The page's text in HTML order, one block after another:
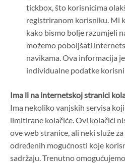
tickbox, što korisnicima
registriranom korisniku. Mi
kako bismo bolje razumjeli
možemo poboljšati
navikama. Ova informacija
individualne podatke
Ima li na internetskoj stranici
Ima nekoliko vanjskih servisa
limitirane kolačiće. Ovi kolačići
ove web stranice, ali neki služe
određenih mogućnosti koje
sadržaju. Trenutno